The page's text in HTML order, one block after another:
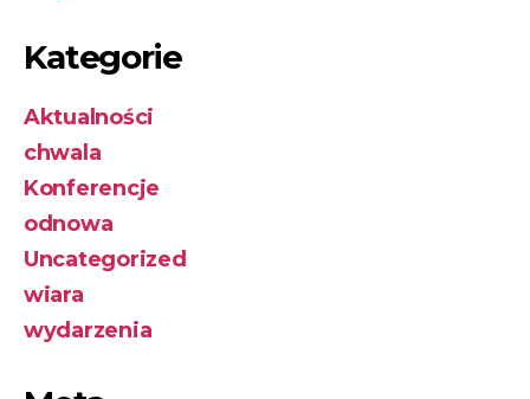
Kategorie
Aktualności
chwala
Konferencje
odnowa
Uncategorized
wiara
wydarzenia